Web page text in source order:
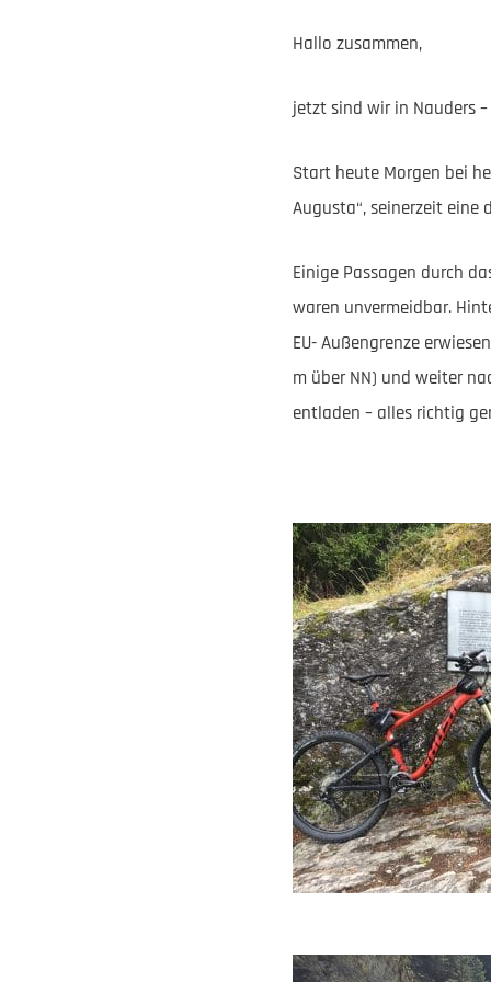
Hallo zusammen,
jetzt sind wir in Nauders
Start heute Morgen bei
Augusta“, seinerzeit
Einige Passagen durch
waren unvermeidbar.
EU- Außengrenze
m über NN) und weiter
entladen – alles richtig